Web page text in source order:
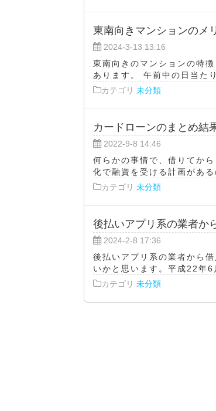
東南向きマンションのメ
2024-3-13 13:16
東南向きのマンションの特
あります。 午前中の日当た
カテゴリ 未分類
カードローンのまとめ結
2022-9-8 14:46
何らかの事情で、借りてか
化で融資を受ける計画があ
カテゴリ 未分類
後払いアプリ系の業者か
2024-2-8 17:36
後払いアプリ系の業者から
いかと思います。平成22年
カテゴリ 未分類